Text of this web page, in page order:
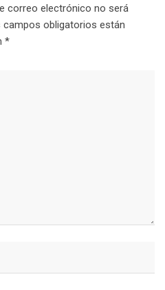
correo electrónico no será
campos obligatorios están
*